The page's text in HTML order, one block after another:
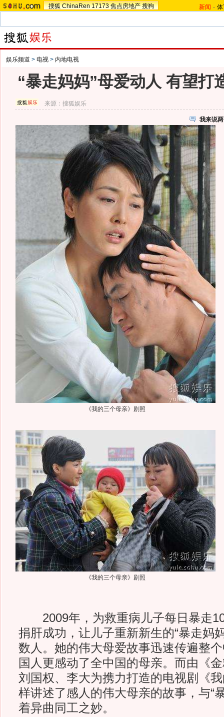
搜狐 ChinaRen 17173 焦点房地产 搜狗 新闻 -
娱乐频道 > 电视 > 内地电视
“暴走妈妈”母爱动人 有望打
来源：搜狐娱乐
我来说
《我的三个母亲》剧照
《我的三个母亲》剧照
2009年，为救重病儿子每日暴走
捐肝成功，让儿子重新新生的“暴走妈
数人。她的伟大母爱故事迅速传遍整
国人更感动了全中国的母亲。而由《
刘国权、李大为携力打造的电视剧《
样讲述了感人的伟大母亲的故事，与“
着异曲同工之妙。